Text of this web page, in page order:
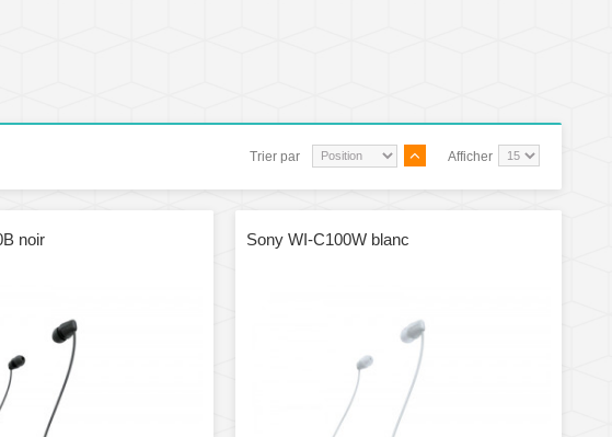
Afficher
Trier par
noir Sony WI-C100W blanc